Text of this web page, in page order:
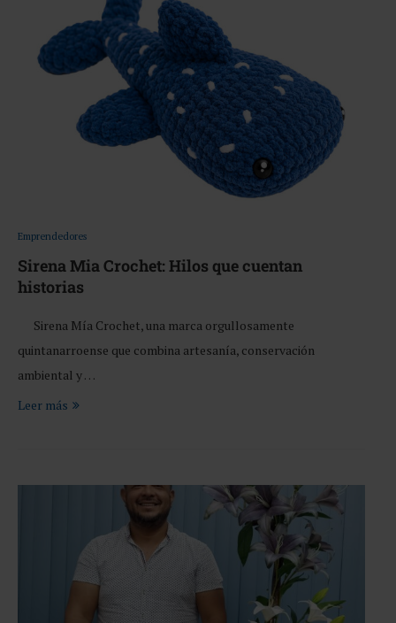
Emprendedores
Sirena Mia Crochet: Hilos que cuentan
historias
Sirena Mía Crochet, una marca orgullosamente
quintanarroense que combina artesanía, conservación
ambiental y …
Leer más